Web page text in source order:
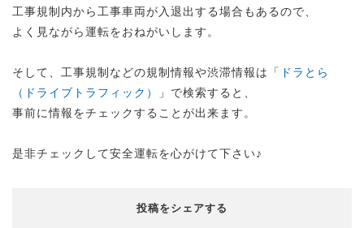
工事規制内から工事車両が入退出する場合もあるので、
よく見ながら運転をおねがいします。
そして、工事規制などの規制情報や渋滞情報は「 ドラとら
（ドライブトラフィック）
」で検索すると、
事前に情報をチェックすることが出来ます。
是非チェックして安全運転を心がけて下さい♪
投稿をシェアする